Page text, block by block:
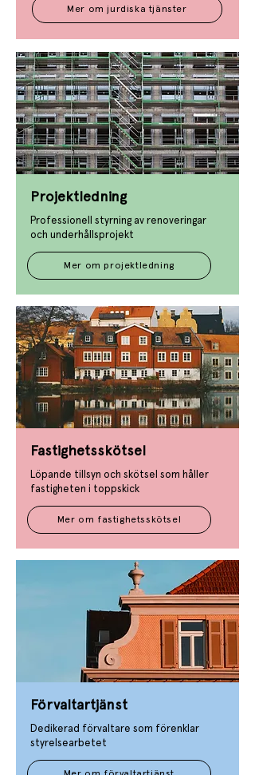
Mer om jurdiska tjänster
Projektledning
Professionell styrning av renoveringar
och underhållsprojekt​​
Mer om projektledning
Fastighetsskötsel
Löpande tillsyn och skötsel som håller
fastigheten i toppskick​
Mer om fastighetsskötsel
Förvaltartjänst
Dedikerad förvaltare som förenklar
styrelsearbetet​​